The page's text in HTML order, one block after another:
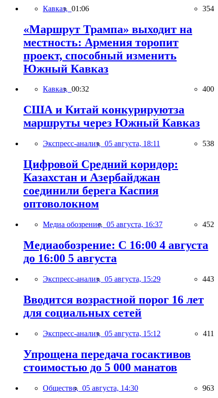
Кавказ, 01:06 354
«Маршрут Трампа» выходит на
местность: Армения торопит
проект, способный изменить
Южный Кавказ
Кавказ, 00:32 400
США и Китай конкурируютза
маршруты через Южный Кавказ
Экспресс-анализ, 05 августа, 18:11 538
Цифровой Средний коридор:
Казахстан и Азербайджан
соединили берега Каспия
оптоволокном
Медиа обозрение, 05 августа, 16:37 452
Медиаобозрение: С 16:00 4 августа
до 16:00 5 августа
Экспресс-анализ, 05 августа, 15:29 443
Вводится возрастной порог 16 лет
для социальных сетей
Экспресс-анализ, 05 августа, 15:12 411
Упрощена передача госактивов
стоимостью до 5 000 манатов
Общество, 05 августа, 14:30 963